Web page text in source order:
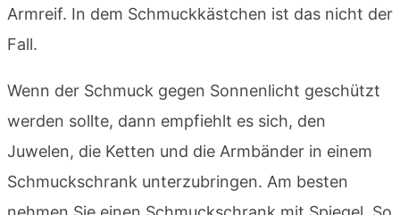
Armreif. In dem Schmuckkästchen ist das nicht der
Fall.
Wenn der Schmuck gegen Sonnenlicht geschützt
werden sollte, dann empfiehlt es sich, den
Juwelen, die Ketten und die Armbänder in einem
Schmuckschrank unterzubringen. Am besten